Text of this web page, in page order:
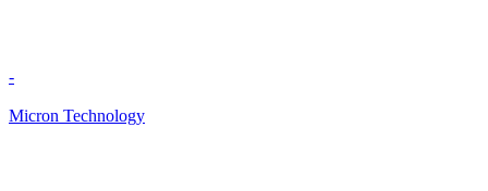
-
Micron Technology